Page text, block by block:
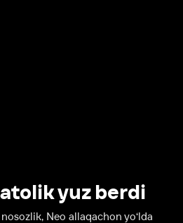
yuz berdi
Neo allaqachon yo‘lda